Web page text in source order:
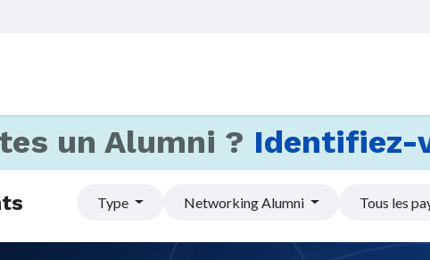
un Alumni ? Identifiez-
Type Networking Alumni Tous les